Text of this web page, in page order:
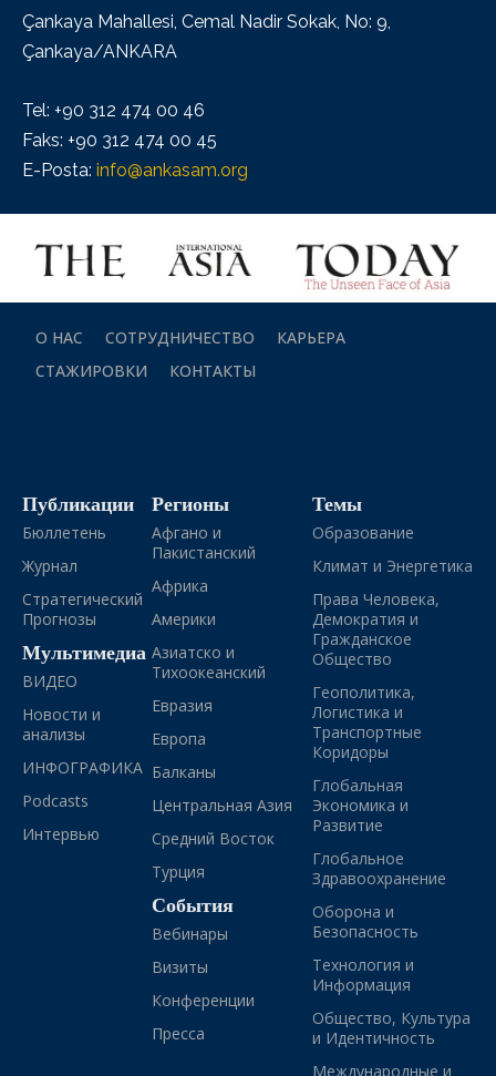
Çankaya Mahallesi, Cemal Nadir Sokak, No: 9,
Çankaya/ANKARA
Tel: +90 312 474 00 46
Faks: +90 312 474 00 45
E-Posta: info@ankasam.org
О НАС СОТРУДНИЧЕСТВО
КАРЬЕРА
СТАЖИРОВКИ
КОНТАКТЫ
Публикации
Бюллетень
Журнал
Стратегический
Прогнозы
Мультимедиа
ВИДЕО
Новости и
анализы
ИНФОГРАФИКА
Podcasts
Интервью
Регионы
Афгано и
Пакистанский
Африка
Америки
Азиатско и
Тихоокеанский
Евразия
Европа
Балканы
Центральная Азия
Средний Восток
Турция
События
Вебинары
Визиты
Конференции
Пресса
Темы
Образование
Климат и Энергетика
Права Человека,
Демократия и
Гражданское
Общество
Геополитика,
Логистика и
Транспортные
Коридоры
Глобальная
Экономика и
Развитие
Глобальное
Здравоохранение
Оборона и
Безопасность
Технология и
Информация
Общество, Культура
и Идентичность
Международные и